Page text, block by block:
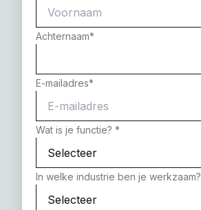
Achternaam*
E-mailadres*
Wat is je functie? *
In welke industrie ben je werkzaam?